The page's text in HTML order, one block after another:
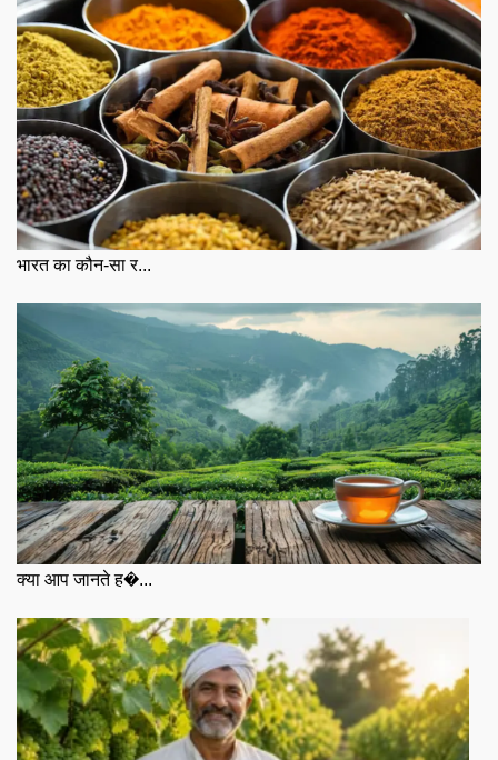
भारत का कौन-सा र...
क्या आप जानते ह�...